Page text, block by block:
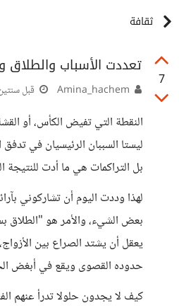
ثقافة
7
تعددت الأسباب والطلاق
قبل
النقطة التي تفيض الكأس، أو
ليستا السببان الرئيسيان في
بل التراكمات هي ما أدت للنتيجة
لهذا وددت اليوم أن تشاركوني
بعض الشيء، والأمر هو
يعقل أن يشتد الصراع بين
حدوده القصوى ويقع في أبغض
كيف لا يجدون حلولا تدرأ عنهم